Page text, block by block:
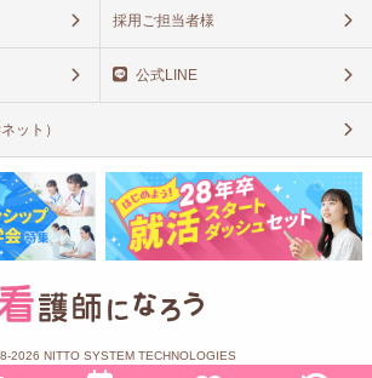
採用ご担当者様
公式LINE
ット）
2026 NITTO SYSTEM TECHNOLOGIES